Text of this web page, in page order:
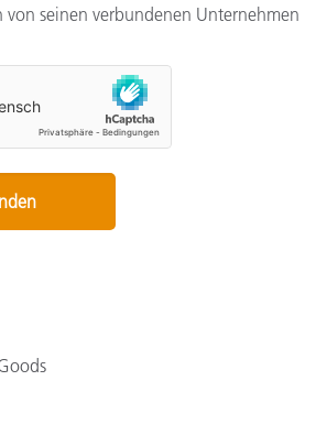
von seinen verbundenen Unternehmen